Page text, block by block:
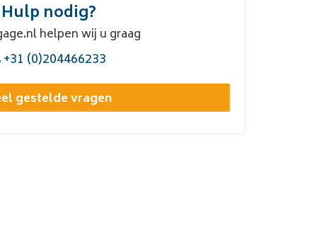
Hulp nodig?
helpen wij u graag
+31 (0)204466233
gestelde vragen